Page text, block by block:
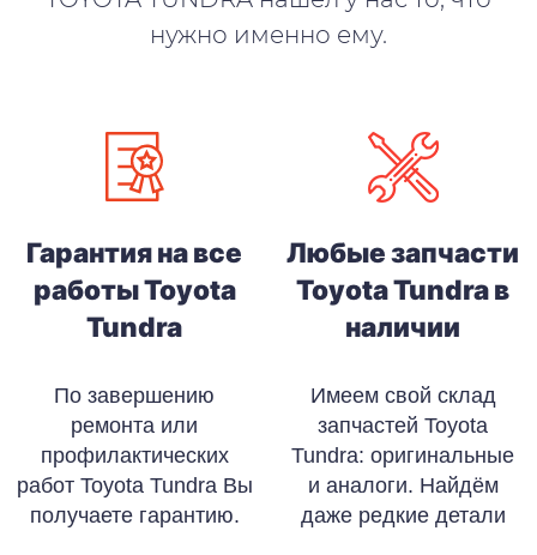
нужно именно ему.
Гарантия на все
работы Toyota
Tundra
По завершению
ремонта или
профилактических
работ Toyota Tundra Вы
получаете гарантию.
Любые запчасти
Toyota Tundra в
наличии
Имеем свой склад
запчастей Toyota
Tundra: оригинальные
и аналоги. Найдём
даже редкие детали